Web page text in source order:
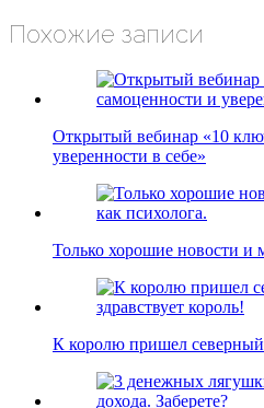
Похожие записи
Открытый вебинар «10
уверенности в себе»
Только хорошие новости и
К королю пришел северный